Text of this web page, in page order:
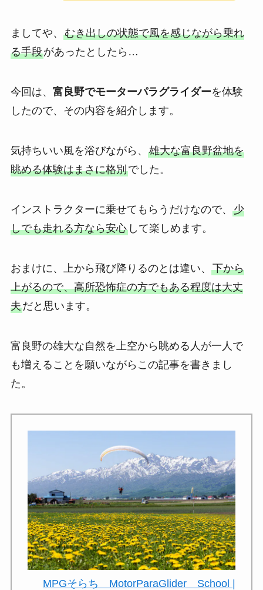
ましてや、 むき出しの状態で風を感じながら乗れ
る手段があったとしたら…
今回は、 富良野でモーターパラグライダーを体験
したので、その内容を紹介します。
気持ちいい風を浴びながら、 雄大な富良野盆地を
眺める体験はまさに格別でした。
インストラクターに乗せてもらうだけなので、 少
しでも走れる方なら安心して楽しめます。
おまけに、上から飛び降りるのとは違い、 下から
上がるので、高所恐怖症の方でもある程度は大丈
夫だと思います。
富良野の雄大な自然を上空から眺める人が一人で
も増えることを願いながらこの記事を書きまし
た。
MPGそらち MotorParaGlider School |